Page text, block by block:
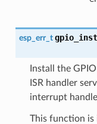
esp_err_t
Install the
ISR handler
interrupt
This function is